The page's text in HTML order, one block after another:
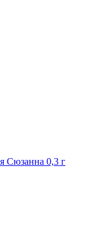
Сюзанна 0,3 г